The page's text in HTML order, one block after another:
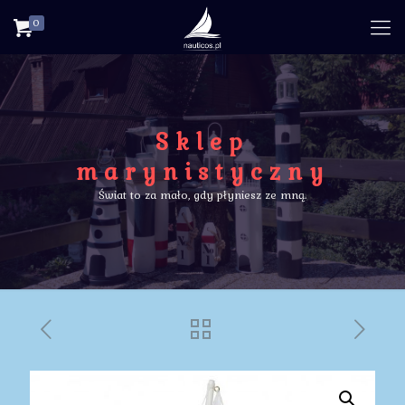
0
Sklep
marynistyczny
Świat to za mało, gdy płyniesz ze mną.